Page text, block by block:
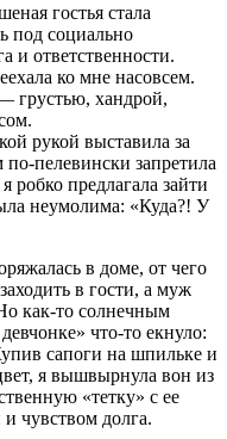
гостья стала
под социально
и ответственности.
ко мне насовсем.
грустью, хандрой,
рукой выставила за
по-пелевински запретила
робко предлагала зайти
неумолима: «Куда?! У
в доме, от чего
в гости, а муж
как-то солнечным
что-то екнуло:
сапоги на шпильке и
я вышвырнула вон из
«тетку» с ее
чувством долга.